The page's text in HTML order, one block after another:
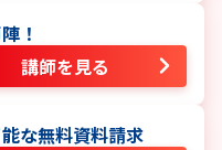
！
講師を見る
な無料資料請求